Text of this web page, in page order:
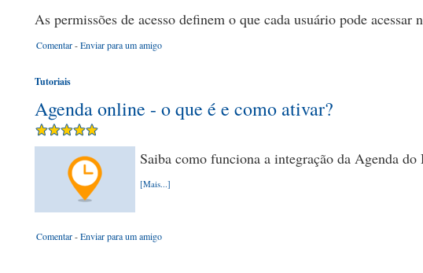
As permissões de acesso definem o que cada usuário pode
Comentar-Enviar para um amigo
Tutoriais
Agenda online - o que é e como ativar?
Saiba como funciona a integração da Agenda
[Mais...]
Comentar-Enviar para um amigo